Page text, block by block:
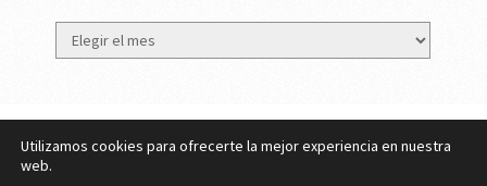
Archivos
eMujer.com
Copyright © 2026.
Utilizamos cookies para ofrecerte la mejor experiencia en nuestra
web.